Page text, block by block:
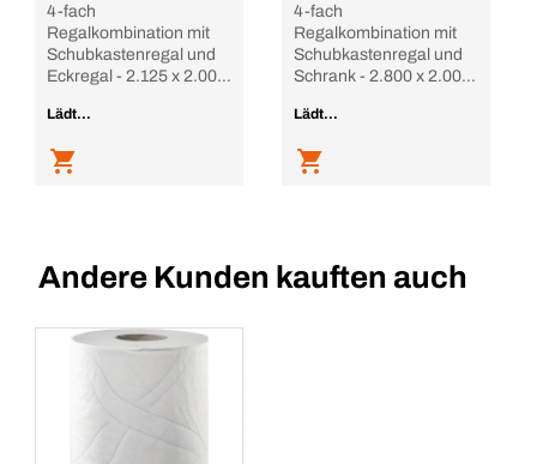
4-fach
Regalkombination mit
Schubkastenregal und
Eckregal - 2.125 x 2.000
Lädt...
4-fach
Regalkombination mit
Schubkastenregal und
Schrank - 2.800 x 2.000
Lädt...
Andere Kunden kauften auch